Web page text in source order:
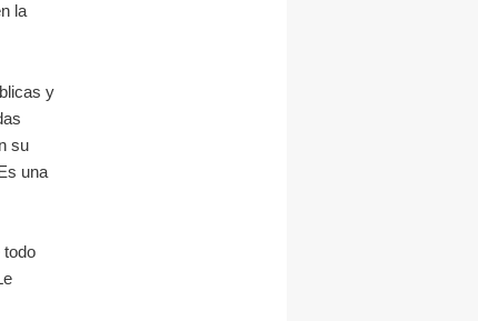
la
y
su
una
todo